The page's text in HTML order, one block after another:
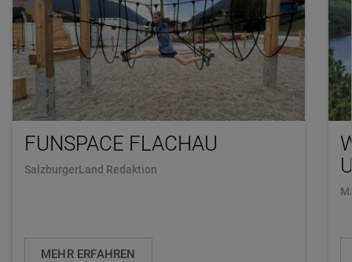
FUNSPACE FLACHAU
SalzburgerLand Redaktion
MEHR ERFAHREN